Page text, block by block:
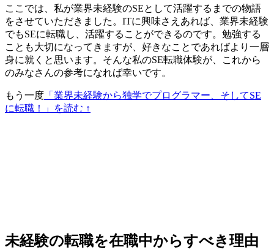
ここでは、私が業界未経験のSEとして活躍するまでの物語
をさせていただきました。ITに興味さえあれば、業界未経験
でもSEに転職し、活躍することができるのです。勉強する
ことも大切になってきますが、好きなことであればより一層
身に就くと思います。そんな私のSE転職体験が、これから
のみなさんの参考になれば幸いです。
もう一度 「業界未経験から独学でプログラマー、そしてSE
に転職！」を読む ↑
未経験の転職を在職中からすべき理由